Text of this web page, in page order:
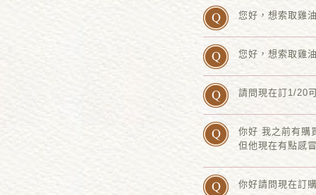
您好，想索取雞
您好，想索取雞
請問現在訂1/20
你好 我之前有購
但他現在有點感
你好請問現在訂